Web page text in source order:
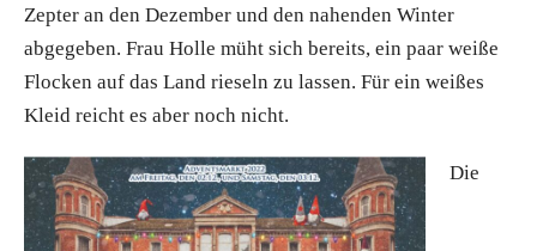
Zepter an den Dezember und den nahenden Winter
abgegeben. Frau Holle müht sich bereits, ein paar weiße
Flocken auf das Land rieseln zu lassen. Für ein weißes
Kleid reicht es aber noch nicht.
Die